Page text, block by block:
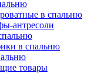
в спальню
антресоли
в спальню
товары